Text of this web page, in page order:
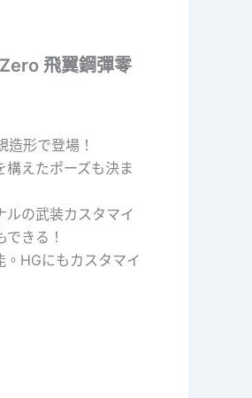
飛翼鋼彈零
造形で登場！
えたポーズも決ま
の武装カスタマイ
きる！
HGにもカスタマイ